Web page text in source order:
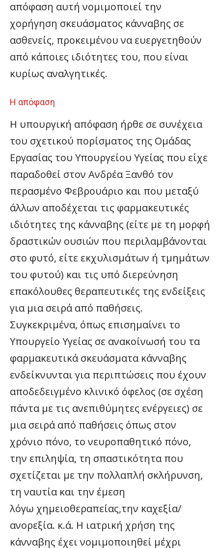
απόφαση αυτή νομιμοποιεί την
χορήγηση σκευάσματος κάνναβης σε
ασθενείς, προκειμένου να ευεργετηθούν
από κάποιες ιδιότητες του, που είναι
κυρίως αναλγητικές.
Η απόφαση
Η υπουργική απόφαση ήρθε σε συνέχεια
του σχετικού πορίσματος της Ομάδας
Εργασίας του Υπουργείου Υγείας που είχε
παραδοθεί στον Ανδρέα Ξανθό τον
περασμένο Φεβρουάριο και που μεταξύ
άλλων αποδέχεται τις φαρμακευτικές
ιδιότητες της κάνναβης (είτε με τη μορφή
δραστικών ουσιών που περιλαμβάνονται
στο φυτό, είτε εκχυλισμάτων ή τμημάτων
του φυτού) και τις υπό διερεύνηση
επακόλουθες θεραπευτικές της ενδείξεις
για μια σειρά από παθήσεις.
Συγκεκριμένα, όπως επισημαίνει το
Υπουργείο Υγείας σε ανακοίνωσή του τα
φαρμακευτικά σκευάσματα κάνναβης
ενδείκνυνται για περιπτώσεις που έχουν
αποδεδειγμένο κλινικό όφελος (σε σχέση
πάντα με τις ανεπιθύμητες ενέργειες) σε
μια σειρά από παθήσεις όπως στον
χρόνιο πόνο, το νευροπαθητικό πόνο,
την επιληψία, τη σπαστικότητα που
σχετίζεται με την πολλαπλή σκλήρυνση,
τη ναυτία και την έμεση
λόγω χημειοθεραπείας,την καχεξία/
ανορεξία. κ.ά. Η ιατρική χρήση της
κάνναβης έχει νομιμοποιηθεί μέχρι